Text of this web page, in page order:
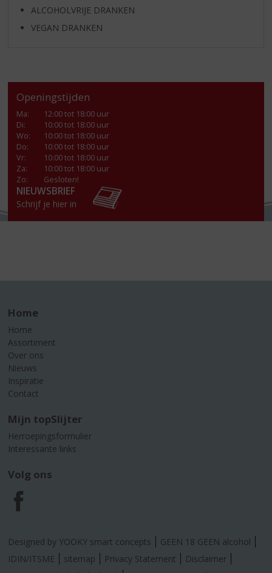
ALCOHOLVRIJE DRANKEN
VEGAN DRANKEN
Openingstijden
Ma:
12:00 tot 18:00 uur
Di:
10:00 tot 18:00 uur
Wo:
10:00 tot 18:00 uur
Do:
10:00 tot 18:00 uur
Vr:
10:00 tot 18:00 uur
Za:
10:00 tot 18:00 uur
Zo:
Gesloten!
NIEUWSBRIEF
Schrijf je hier in
Home
Home
Assortiment
Over ons
Nieuws
Inspiratie
Contact
Mijn topSlijter
Herroepingsformulier
Interessante links
Volg ons
F
a
c
Designed by YOOKY smart concepts
GEEN 18 GEEN alcohol
IDIN/ITSME
sitemap Privacy Statement
Disclaimer